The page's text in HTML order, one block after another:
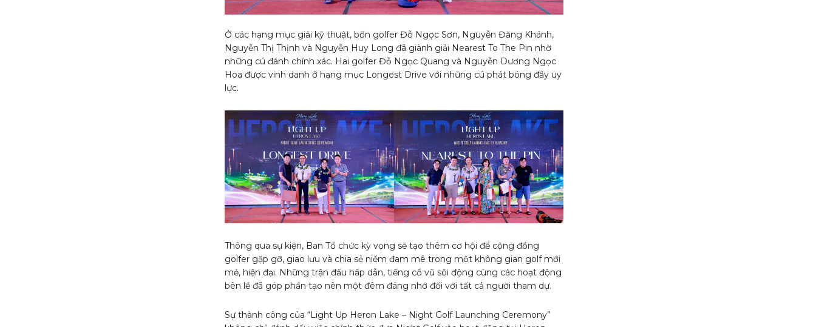
Ở các hạng mục giải kỹ thuật, bốn golfer Đỗ Ngọc Sơn, Nguyễn Đăng Khánh,
Nguyễn Thị Thịnh và Nguyễn Huy Long đã giành giải Nearest To The Pin nhờ
những cú đánh chính xác. Hai golfer Đỗ Ngọc Quang và Nguyễn Dương Ngọc
Hoa được vinh danh ở hạng mục Longest Drive với những cú phát bóng đầy uy
lực.
Thông qua sự kiện, Ban Tổ chức kỳ vọng sẽ tạo thêm cơ hội để cộng đồng
golfer gặp gỡ, giao lưu và chia sẻ niềm đam mê trong một không gian golf mới
mẻ, hiện đại. Những trận đấu hấp dẫn, tiếng cổ vũ sôi động cùng các hoạt động
bên lề đã góp phần tạo nên một đêm đáng nhớ đối với tất cả người tham dự.
Sự thành công của “Light Up Heron Lake – Night Golf Launching Ceremony”